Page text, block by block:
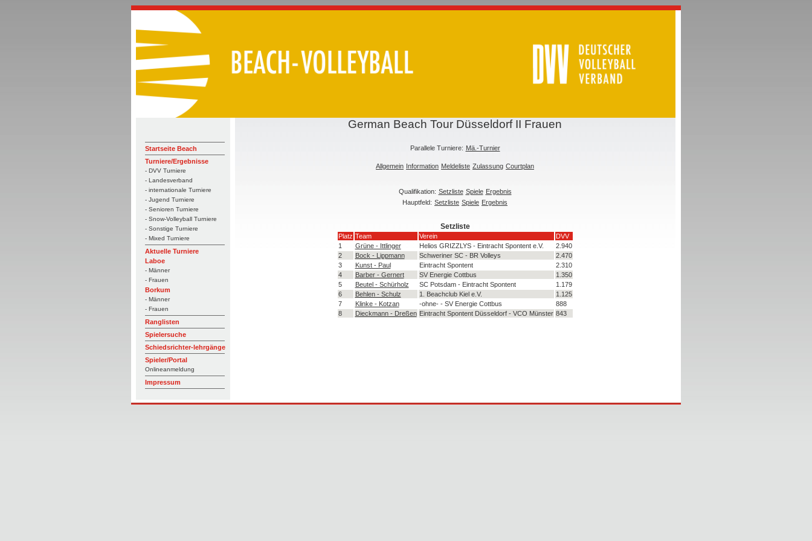
Startseite Beach
Turniere/Ergebnisse
- DVV Turniere
- Landesverband
- internationale Turniere
- Jugend Turniere
- Senioren Turniere
- Snow-Volleyball Turniere
- Sonstige Turniere
- Mixed Turniere
Aktuelle Turniere
Laboe
- Männer
- Frauen
Borkum
- Männer
- Frauen
Ranglisten
Spielersuche
Schiedsrichter-lehrgänge
Spieler/Portal
Onlineanmeldung
Impressum
German Beach Tour Düsseldorf II Frauen
Parallele Turniere: Mä.-Turnier
Allgemein Information Meldeliste Zulassung Courtplan
Qualifikation: Setzliste Spiele Ergebnis
Hauptfeld: Setzliste Spiele Ergebnis
Setzliste
Platz Team Verein
DVV
1
Grüne - Ittlinger Helios GRIZZLYS - Eintracht Spontent e.V.
2.940
2
Bock - Lippmann Schweriner SC - BR Volleys
2.470
3
Kunst - Paul Eintracht Spontent
2.310
4
Barber - Gernert SV Energie Cottbus
1.350
5
Beutel - Schürholz SC Potsdam - Eintracht Spontent
1.179
6
Behlen - Schulz 1. Beachclub Kiel e.V.
1.125
7
Klinke - Kotzan -ohne- - SV Energie Cottbus
888
8
Dieckmann - Dreßen Eintracht Spontent Düsseldorf - VCO Münster 843